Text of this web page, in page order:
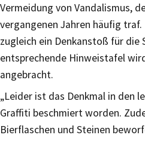
Vermeidung von Vandalismus,
vergangenen Jahren häufig
zugleich ein Denkanstoß für die
entsprechende Hinweistafel
angebracht.
„Leider ist das Denkmal in den
Graffiti beschmiert worden.
Bierflaschen und Steinen